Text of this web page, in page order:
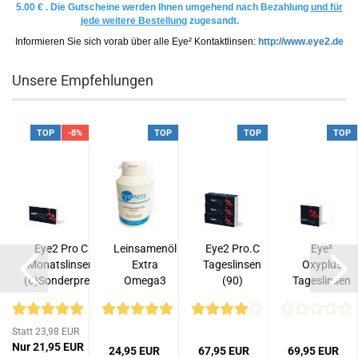
5.00 € . Die Gutscheine werden Ihnen umgehend nach Bezahlung und für
jede weitere Bestellung zugesandt.
Informieren Sie sich vorab über alle Eye² Kontaktlinsen: http://www.eye2.de
Unsere Empfehlungen
TOP -8%
Eye2 Pro C
Monatslinsen
(6)Sonderpreis
Statt 23,98 EUR
Nur 21,95 EUR
TOP
Leinsamenöl
Extra
Omega3
24,95 EUR
TOP
Eye2 Pro.C
Tageslinsen
(90)
67,95 EUR
TOP
Eye²
Oxyplus
Tageslinsen
69,95 EUR